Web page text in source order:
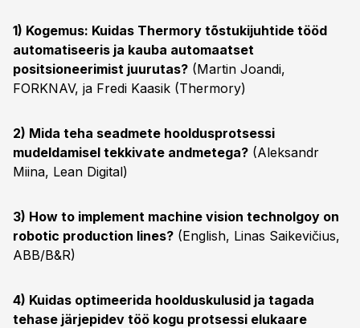
1) Kogemus: Kuidas Thermory tõstukijuhtide tööd
automatiseeris ja kauba automaatset
positsioneerimist juurutas? (Martin Joandi,
FORKNAV, ja Fredi Kaasik (Thermory)
2) Mida teha seadmete hooldusprotsessi
mudeldamisel tekkivate andmetega? (Aleksandr
Miina, Lean Digital)
3) How to implement machine vision technolgoy on
robotic production lines? (English, Linas Saikevičius,
ABB/B&R)
4) Kuidas optimeerida hoolduskulusid ja tagada
tehase järjepidev töö kogu protsessi elukaare